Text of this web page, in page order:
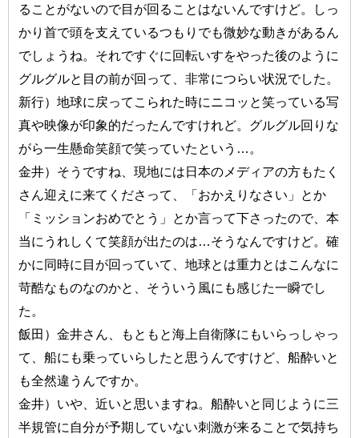
ることがないので目が回ることはないんですけど。しっ
かり首で頭を支えているつもりでも微妙な動きがあるん
でしょうね。それですぐに回転いすをやった後のように
グルグルと目の前が回って、非常につらい状況でした。
新行）地球に戻ってこられた時にニコッと笑っている写
真や映像が印象的だったんですけれど。グルグル回りな
がら一生懸命笑顔で笑っていたという…。
金井）そうですね、現地には日本のメディアの方もたく
さん迎えに来てくださって、「おかえりなさい」とか
「ミッションおめでとう」とか言って下さったので、本
当にうれしくて笑顔が出たのは…そうなんですけど。確
かに同時に目が回っていて、地球とは重力とはこんなに
苛酷なものなのかと、そういう風にも感じた一瞬でし
た。
飯田）金井さん、もともと海上自衛隊にもいらっしゃっ
て、船にも乗っていらしたと思うんですけど、船酔いと
も全然違うんですか。
金井）いや、近いと思いますね。船酔いと同じように三
半規管に自分が予期していない刺激が来ることで気持ち